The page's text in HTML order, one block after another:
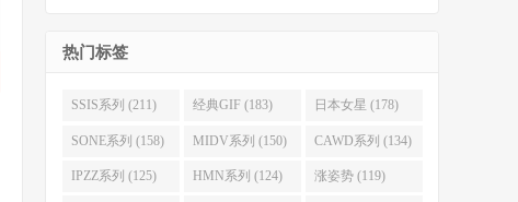
热门标签
SSIS系列 (211) 经典GIF (183) 日本女星 (178)
SONE系列 (158) MIDV系列 (150) CAWD系列 (134)
IPZZ系列 (125) HMN系列 (124) 涨姿势 (119)